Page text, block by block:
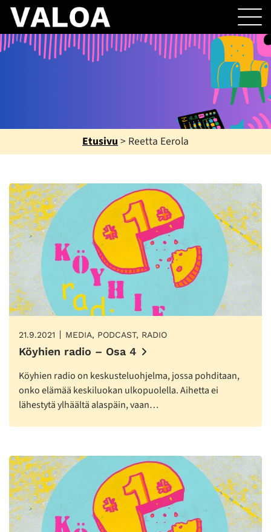
Etusivu > Reetta Eerola
21.9.2021 MEDIA, PODCAST, RADIO
Köyhien radio – Osa 4
Köyhien radio on keskusteluohjelma, jossa pohditaan,
onko elämää keskiluokan ulkopuolella. Aihetta ei
lähestytä ylhäältä alaspäin, vaan…